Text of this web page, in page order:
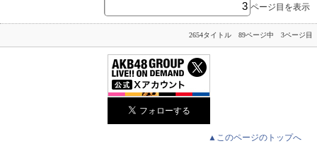
ページ目を表示
2654タイトル 89ページ中 3ページ目
▲このページのトップへ